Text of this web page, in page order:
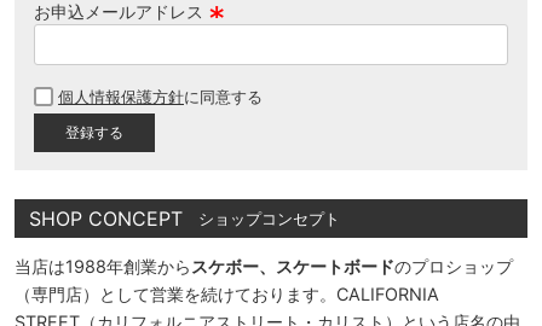
お申込メールアドレス
須
個人情報保護方針に同意する
SHOP CONCEPT ショップコンセプト
当店は1988年創業から スケボー、スケートボードのプロショップ
（専門店）として営業を続けております。CALIFORNIA